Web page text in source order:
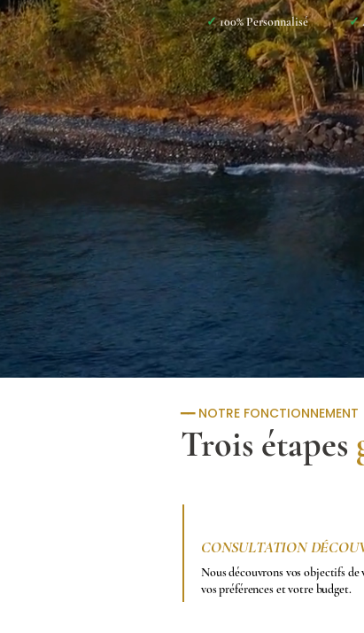
✓100% Personnalisé ✓
━━ NOTRE FONCTIONNEMENT
Trois étapes
CONSULTATION
Nous découvrons vos objectifs de
vos préférences et votre budget.